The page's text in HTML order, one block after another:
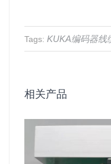
Tags: KUKA编码器线
相关产品